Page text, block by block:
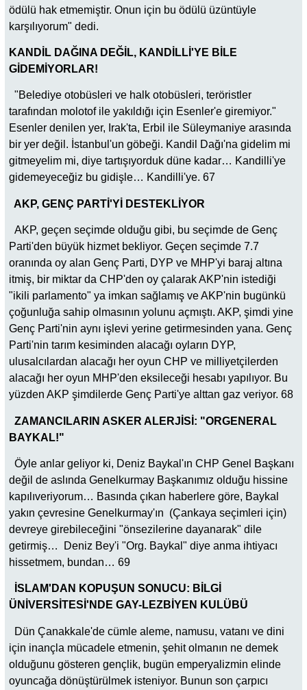
ödülü hak etmemiştir. Onun için bu ödülü üzüntüyle
karşılıyorum" dedi.
KANDİL DAĞINA DEĞİL, KANDİLLİ'YE BİLE
GİDEMİYORLAR!
"Belediye otobüsleri ve halk otobüsleri, teröristler
tarafından molotof ile yakıldığı için Esenler'e giremiyor."
Esenler denilen yer, Irak'ta, Erbil ile Süleymaniye arasında
bir yer değil. İstanbul'un göbeği. Kandil Dağı'na gidelim mi
gitmeyelim mi, diye tartışıyorduk düne kadar… Kandilli'ye
gidemeyeceğiz bu gidişle… Kandilli'ye. 67
AKP, GENÇ PARTİ'Yİ DESTEKLİYOR
AKP, geçen seçimde olduğu gibi, bu seçimde de Genç
Parti'den büyük hizmet bekliyor. Geçen seçimde 7.7
oranında oy alan Genç Parti, DYP ve MHP'yi baraj altına
itmiş, bir miktar da CHP'den oy çalarak AKP'nin istediği
"ikili parlamento" ya imkan sağlamış ve AKP'nin bugünkü
çoğunluğa sahip olmasının yolunu açmıştı. AKP, şimdi yine
Genç Parti'nin aynı işlevi yerine getirmesinden yana. Genç
Parti'nin tarım kesiminden alacağı oyların DYP,
ulusalcılardan alacağı her oyun CHP ve milliyetçilerden
alacağı her oyun MHP'den eksileceği hesabı yapılıyor. Bu
yüzden AKP şimdilerde Genç Parti'ye alttan gaz veriyor. 68
ZAMANCILARIN ASKER ALERJİSİ: "ORGENERAL
BAYKAL!"
Öyle anlar geliyor ki, Deniz Baykal'ın CHP Genel Başkanı
değil de aslında Genelkurmay Başkanımız olduğu hissine
kapılıveriyorum… Basında çıkan haberlere göre, Baykal
yakın çevresine Genelkurmay'ın (Çankaya seçimleri için)
devreye girebileceğini "önsezilerine dayanarak" dile
getirmiş… Deniz Bey'i "Org. Baykal" diye anma ihtiyacı
hissetmem, bundan… 69
İSLAM'DAN KOPUŞUN SONUCU: BİLGİ
ÜNİVERSİTESİ'NDE GAY-LEZBİYEN KULÜBÜ
Dün Çanakkale'de cümle aleme, namusu, vatanı ve dini
için inançla mücadele etmenin, şehit olmanın ne demek
olduğunu gösteren gençlik, bugün emperyalizmin elinde
oyuncağa dönüştürülmek isteniyor. Bunun son çarpıcı